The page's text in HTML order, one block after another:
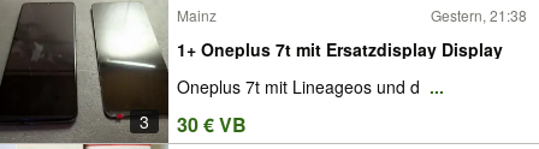
3
Mainz Gestern, 21:38
1+ Oneplus 7t mit Ersatzdisplay Display
Oneplus 7t mit Lineageos und d ...
30 € VB